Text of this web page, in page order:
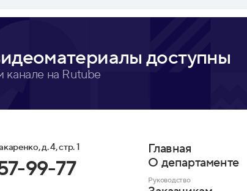
доступны
канале на Rutube
д. 4, стр. 1
99-77
Главная
О департаменте
Руководство